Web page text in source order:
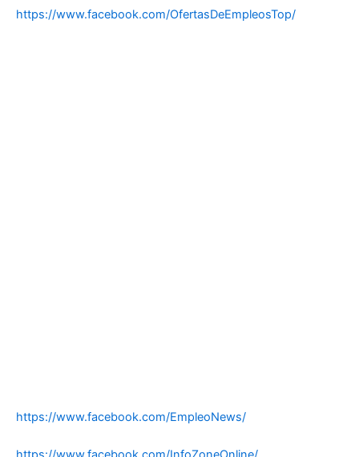
https://www.facebook.com/OfertasDeEmpleosTop/
https://www.facebook.com/EmpleoNews/